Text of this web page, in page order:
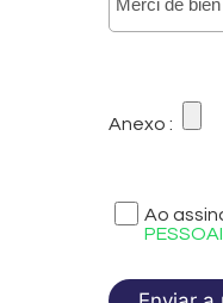
Anexo :
Ao